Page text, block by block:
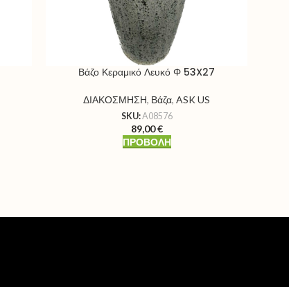
Βάζο Κεραμικό Λευκό Φ 53X27
ΔΙΑΚΟΣΜΗΣΗ, Βάζα, ASK US
SKU:A08576
89,00€
ΠΡΟΒΟΛΉ